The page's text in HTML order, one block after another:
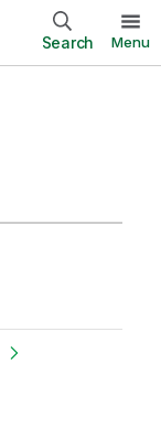
Search Menu